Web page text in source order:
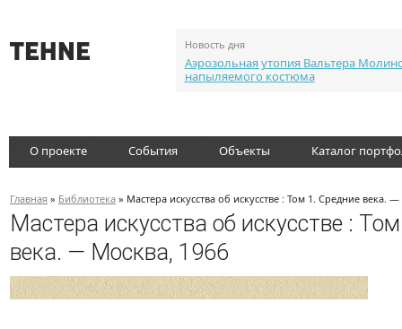
Новость дня
Аэрозольная утопия Вальтера
напыляемого костюма
О проекте События Объекты Каталог
Главная » Библиотека » Мастера искусства об искусстве : Том 1. Средние века.
Мастера искусства об искусстве :
века. — Москва, 1966